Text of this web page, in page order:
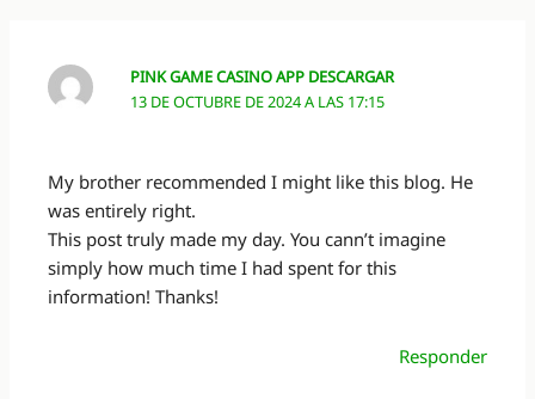
PINK GAME CASINO APP DESCARGAR
13 DE OCTUBRE DE 2024 A LAS 17:15
My brother recommended I might like this blog. He
was entirely right.
This post truly made my day. You cann’t imagine
simply how much time I had spent for this
information! Thanks!
Responder